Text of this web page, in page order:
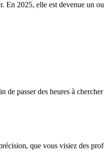
2025, elle est devenue un
de passer des heures à
que vous visiez des